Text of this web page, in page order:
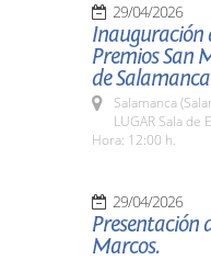
29/04/2026
Inauguración
Premios San
de
Salamanca
LUGAR Sala de
Hora: 12:00 h.
29/04/2026
Presentación
Marcos.